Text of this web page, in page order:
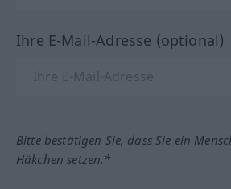
Ihre E-Mail-Adresse (optional)
Bitte bestätigen Sie, dass Sie ein
Häkchen setzen.*